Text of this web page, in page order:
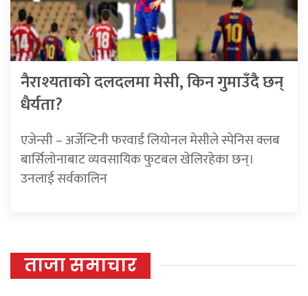
नैराश्यताको दलदलमा मेसी, किन गुमाउँदै छन्
धैर्यता?
एजेन्सी – अर्जेन्टिनी फरवार्ड लियोनल मेसीले स्पेनिस क्लब
बार्सिलोनाबाट व्यवसायिक फुटबल खेलिरहेका छन्।
उनलाई सर्वकालिन
ताजा समाचार